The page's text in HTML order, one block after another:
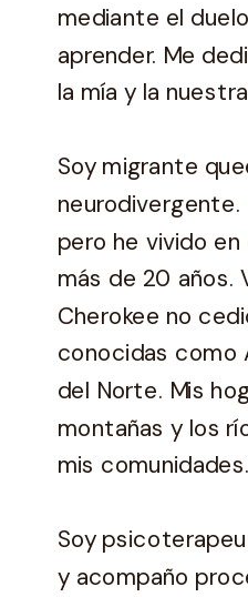
mediante el
aprender. Me
la mía y la
Soy migrante
neurodivergente.
pero he vivido
más de 20 años.
Cherokee no
conocidas como
del Norte. Mis
montañas y los
mis comunidades.
Soy
y acompaño